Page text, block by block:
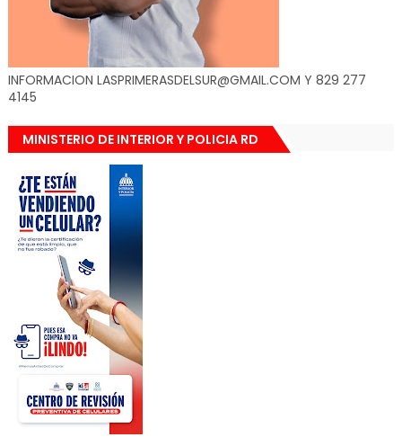
INFORMACION LASPRIMERASDELSUR@GMAIL.COM Y 829 277
4145
MINISTERIO DE INTERIOR Y POLICIA RD